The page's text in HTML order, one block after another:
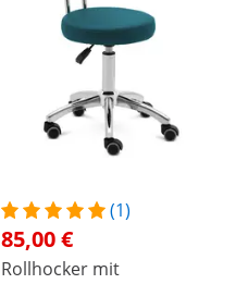
(1)
85,00 €
Rollhocker mit